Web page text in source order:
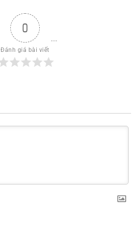
0
Đánh giá bài viết